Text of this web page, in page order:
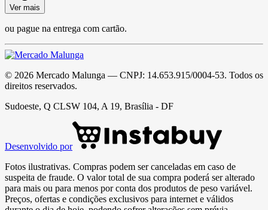
Ver mais
ou pague na entrega com cartão.
© 2026 Mercado Malunga — CNPJ: 14.653.915/0004-53. Todos os
direitos reservados.
Sudoeste, Q CLSW 104, A 19, Brasília - DF
Desenvolvido por
Fotos ilustrativas. Compras podem ser canceladas em caso de
suspeita de fraude. O valor total de sua compra poderá ser alterado
para mais ou para menos por conta dos produtos de peso variável.
Preços, ofertas e condições exclusivos para internet e válidos